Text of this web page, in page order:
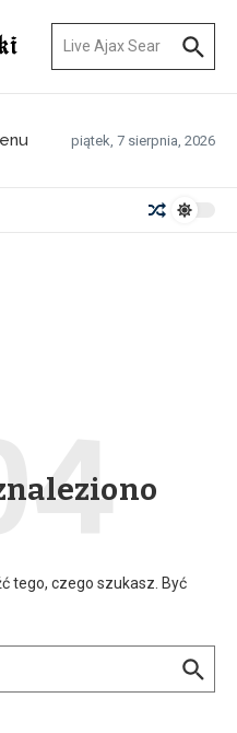
piątek, 7 sierpnia, 2026
tego, czego szukasz. Być